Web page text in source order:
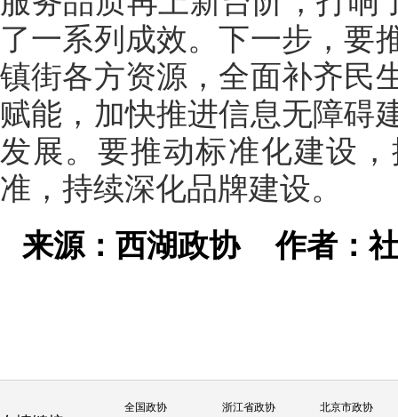
了一系列成效。下一步，要
镇街各方资源，全面补齐民
赋能，加快推进信息无障碍
发展。要推动标准化建设
准，持续深化品牌建设。
来源：西湖政协作者：
全国政协 浙江省政协 北京市政协